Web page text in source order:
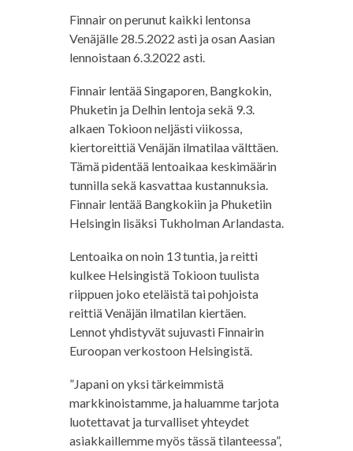
Finnair on perunut kaikki lentonsa
Venäjälle 28.5.2022 asti ja osan Aasian
lennoistaan 6.3.2022 asti.
Finnair lentää Singaporen, Bangkokin,
Phuketin ja Delhin lentoja sekä 9.3.
alkaen Tokioon neljästi viikossa,
kiertoreittiä Venäjän ilmatilaa välttäen.
Tämä pidentää lentoaikaa keskimäärin
tunnilla sekä kasvattaa kustannuksia.
Finnair lentää Bangkokiin ja Phuketiin
Helsingin lisäksi Tukholman Arlandasta.
Lentoaika on noin 13 tuntia, ja reitti
kulkee Helsingistä Tokioon tuulista
riippuen joko eteläistä tai pohjoista
reittiä Venäjän ilmatilan kiertäen.
Lennot yhdistyvät sujuvasti Finnairin
Euroopan verkostoon Helsingistä.
”Japani on yksi tärkeimmistä
markkinoistamme, ja haluamme tarjota
luotettavat ja turvalliset yhteydet
asiakkaillemme myös tässä tilanteessa”,